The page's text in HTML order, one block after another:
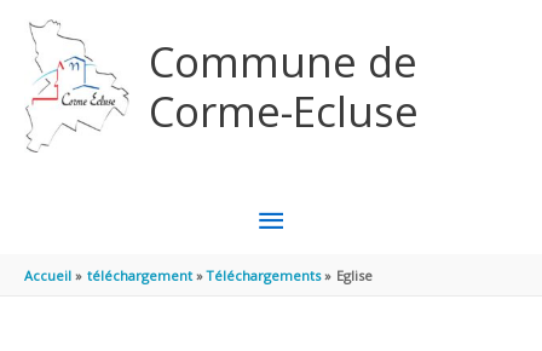
Commune de
Corme-Ecluse
MENU
PRINCIPAL
Accueil téléchargement Téléchargements Eglise